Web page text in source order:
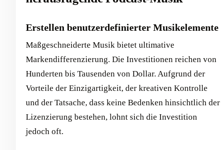
Erstellen benutzerdefinierter Musikelemente
Maßgeschneiderte Musik bietet ultimative
Markendifferenzierung. Die Investitionen reichen von
Hunderten bis Tausenden von Dollar. Aufgrund der
Vorteile der Einzigartigkeit, der kreativen Kontrolle
und der Tatsache, dass keine Bedenken hinsichtlich der
Lizenzierung bestehen, lohnt sich die Investition
jedoch oft.